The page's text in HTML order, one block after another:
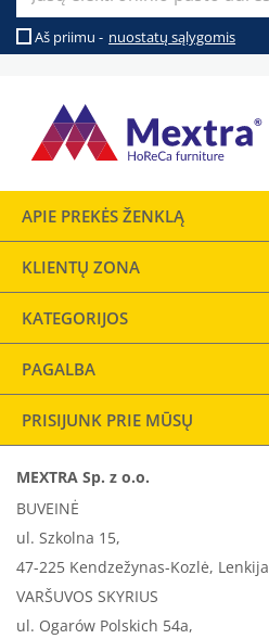
Aš priimu - nuostatų sąlygomis
APIE PREKĖS ŽENKLĄ
KLIENTŲ ZONA
KATEGORIJOS
PAGALBA
PRISIJUNK PRIE MŪSŲ
MEXTRA Sp. z o.o.
BUVEINĖ
ul. Szkolna 15,
47-225 Kendzežynas-Kozlė, Lenkija
VARŠUVOS SKYRIUS
ul. Ogarów Polskich 54a,